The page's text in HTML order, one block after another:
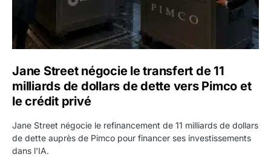
Jane Street négocie le transfert de 11
milliards de dollars de dette vers Pimco et
le crédit privé
Jane Street négocie le refinancement de 11 milliards de dollars
de dette auprès de Pimco pour financer ses investissements
dans l'IA.